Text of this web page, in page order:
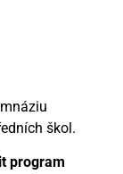
škol.
program